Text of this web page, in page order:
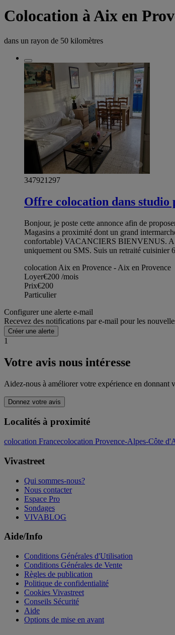
Colocation à Aix en
dans un rayon de 50 kilomètres
347921297
Offre colocation dans studio
Bonjour, je poste cette annonce afin de
Magasins a proximité dont un grand
confortable) VACANCIERS BIENVENUS. A l
uniquement ou SMS. Suis un retraité cuisinier
colocation Aix en Provence - Aix en Provence
Loyer€200 /mois
Prix€200
Particulier
Configurer une alerte e-mail
Recevez des notifications par e-mail pour les
Créer une alerte
1
Votre avis nous intéresse
Aidez-nous à améliorer votre expérience en donnant
Donnez votre avis
Localités à proximité
colocation Francecolocation Provence-Alpes-Côte
Vivastreet
Qui sommes-nous?
Nous contacter
Espace Pro
Sondages
VIVABLOG
Aide/Info
Conditions Générales d'Utilisation
Conditions Générales de Vente
Règles de publication
Politique de confidentialité
Cookies Vivastreet
Conseils Sécurité
Aide
Options de mise en avant